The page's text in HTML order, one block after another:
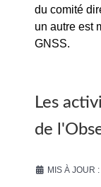
du comité
un autre est
GNSS.
Les
de
MIS À JOUR